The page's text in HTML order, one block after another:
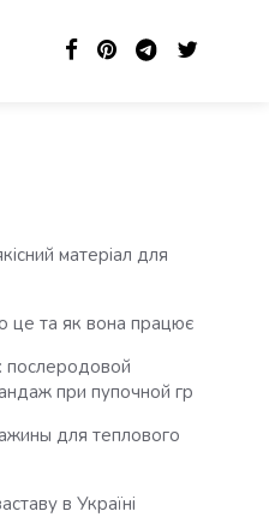
матеріал для
це та як вона працює
послеродовой
при пупочной гр
для теплового
в Україні